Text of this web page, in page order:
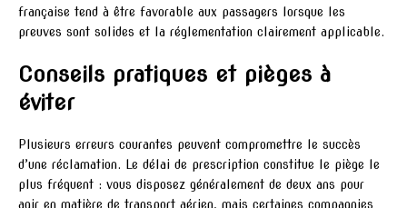
française tend à être favorable aux passagers lorsque les
preuves sont solides et la réglementation clairement applicable.
Conseils pratiques et pièges à
éviter
Plusieurs erreurs courantes peuvent compromettre le succès
d’une réclamation. Le délai de prescription constitue le piège le
plus fréquent : vous disposez généralement de deux ans pour
agir en matière de transport aérien, mais certaines compagnies